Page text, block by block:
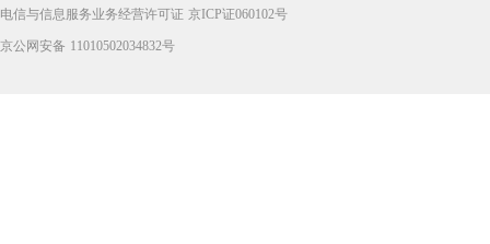
电信与信息服务业务经营许可证 京ICP证060102号
京公网安备 11010502034832号